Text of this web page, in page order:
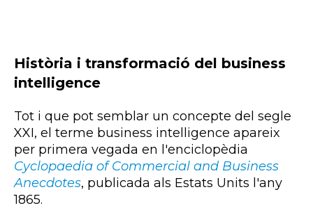
Història i transformació del business
intelligence
Tot i que pot semblar un concepte del segle
XXI, el terme business intelligence apareix
per primera vegada en l'enciclopèdia
Cyclopaedia of Commercial and Business
Anecdotes, publicada als Estats Units l'any
1865.